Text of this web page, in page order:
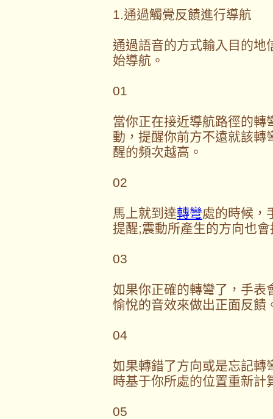
1.通過觸覺反饋進行導航
通過語音的方式輸入目的地
始導航。
01
當你正在接近導航路徑的轉
動，提醒你前方不遠就該轉
醒的頻次越高。
02
馬上就到達轉彎處的時候，
提醒;震動所產生的方向也
03
如果你正確的轉彎了，手表
愉悅的音效來做出正面反饋
04
如果轉錯了方向或是忘記轉
時基于你所處的位置重新計
05